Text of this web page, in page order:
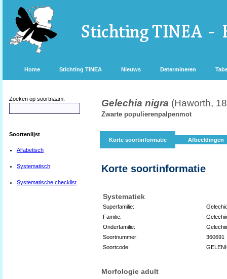
Home Stichting TINEA Nieuws Determineren
Zoeken op soortnaam:
Soortenlijst
Alfabetisch
Systematisch
Systematische checklist
Gelechia nigra (Haworth,
Zwarte populierenpalpenmot
Korte soortinformatie Afbeeldingen
Korte soortinformatie
Systematiek
Superfamilie:
Familie:
Onderfamilie:
Soortnummer:
360691
Soortcode:
Morfologie adult